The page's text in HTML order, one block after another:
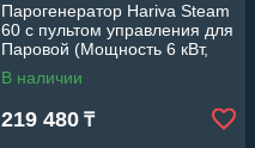
Парогенератор Hariva Steam
60 c пультом управления для
Паровой (Мощность 6 кВт,
объем 2-7 м3)
В наличии
219 480 ₸